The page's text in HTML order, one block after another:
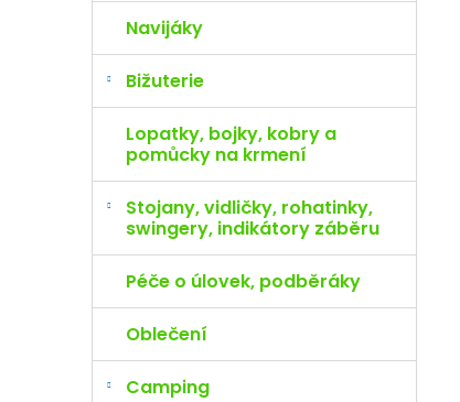
Navijáky
Bižuterie
Lopatky, bojky, kobry a
pomůcky na krmení
Stojany, vidličky, rohatinky,
swingery, indikátory záběru
Péče o úlovek, podběráky
Oblečení
Camping